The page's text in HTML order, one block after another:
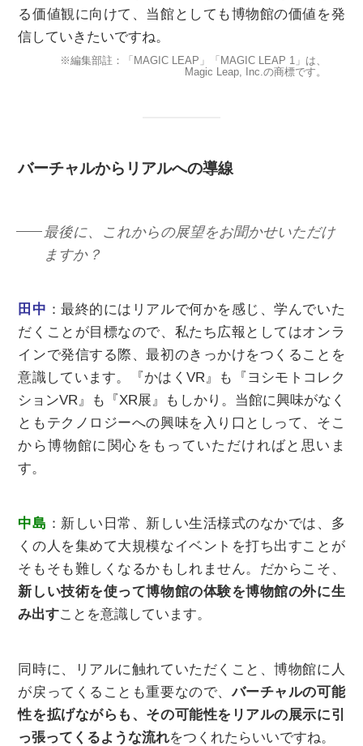
る価値観に向けて、当館としても博物館の価値を発
信していきたいですね。
※編集部註：「MAGIC LEAP」「MAGIC LEAP 1」は、
Magic Leap, Inc.の商標です。
バーチャルからリアルへの導線
最後に、これからの展望をお聞かせいただけ
ますか？
田中 ：最終的にはリアルで何かを感じ、学んでいた
だくことが目標なので、私たち広報としてはオンラ
インで発信する際、最初のきっかけをつくることを
意識しています。『かはくVR』も『ヨシモトコレク
ションVR』も『XR展』もしかり。当館に興味がなく
ともテクノロジーへの興味を入り口としって、そこ
から博物館に関心をもっていただければと思いま
す。
中島 ：新しい日常、新しい生活様式のなかでは、多
くの人を集めて大規模なイベントを打ち出すことが
そもそも難しくなるかもしれません。だからこそ、
新しい技術を使って博物館の体験を博物館の外に生
み出すことを意識しています。
同時に、リアルに触れていただくこと、博物館に人
が戻ってくることも重要なので、バーチャルの可能
性を拡げながらも、その可能性をリアルの展示に引
っ張ってくるような流れをつくれたらいいですね。